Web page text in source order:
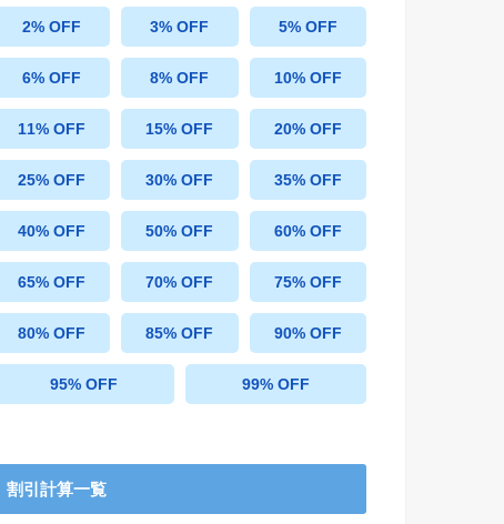
2% OFF 3% OFF 5% OFF
6% OFF 8% OFF 10% OFF
11% OFF 15% OFF 20% OFF
25% OFF 30% OFF 35% OFF
40% OFF 50% OFF 60% OFF
65% OFF 70% OFF 75% OFF
80% OFF 85% OFF 90% OFF
95% OFF 99% OFF
割引計算一覧